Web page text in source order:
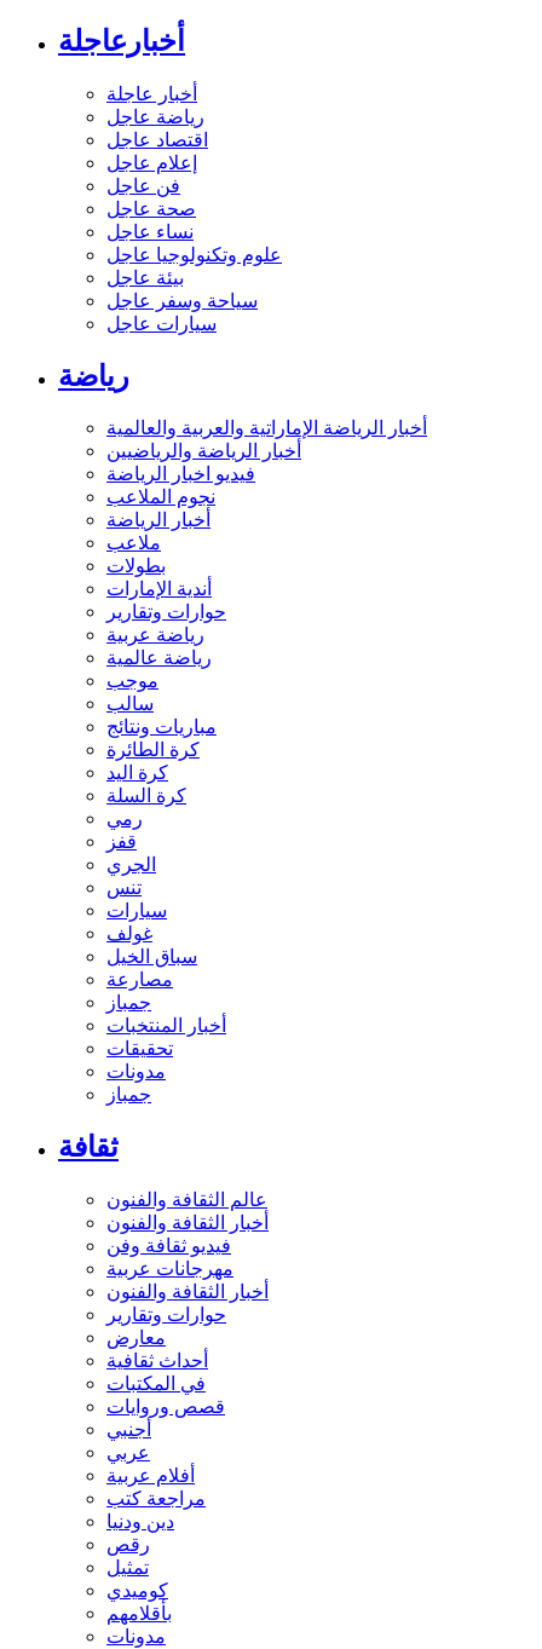
أخبارعاجلة
أخبار عاجلة
رياضة عاجل
اقتصاد عاجل
إعلام عاجل
فن عاجل
صحة عاجل
نساء عاجل
علوم وتكنولوجيا عاجل
بيئة عاجل
سياحة وسفر عاجل
سيارات عاجل
رياضة
أخبار الرياضة الإماراتية والعربية والعالمية
أخبار الرياضة والرياضيين
فيديو اخبار الرياضة
نجوم الملاعب
أخبار الرياضة
ملاعب
بطولات
أندية الإمارات
حوارات وتقارير
رياضة عربية
رياضة عالمية
موجب
سالب
مباريات ونتائج
كرة الطائرة
كرة اليد
كرة السلة
رمي
قفز
الجري
تنس
سيارات
غولف
سباق الخيل
مصارعة
جمباز
أخبار المنتخبات
تحقيقات
مدونات
جمباز
ثقافة
عالم الثقافة والفنون
أخبار الثقافة والفنون
فيديو ثقافة وفن
مهرجانات عربية
أخبار الثقافة والفنون
حوارات وتقارير
معارض
أحداث ثقافية
في المكتبات
قصص وروايات
أجنبي
عربي
أفلام عربية
مراجعة كتب
دين ودنيا
رقص
تمثيل
كوميدي
بأقلامهم
مدونات